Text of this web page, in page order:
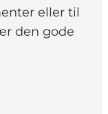
eller til
den gode